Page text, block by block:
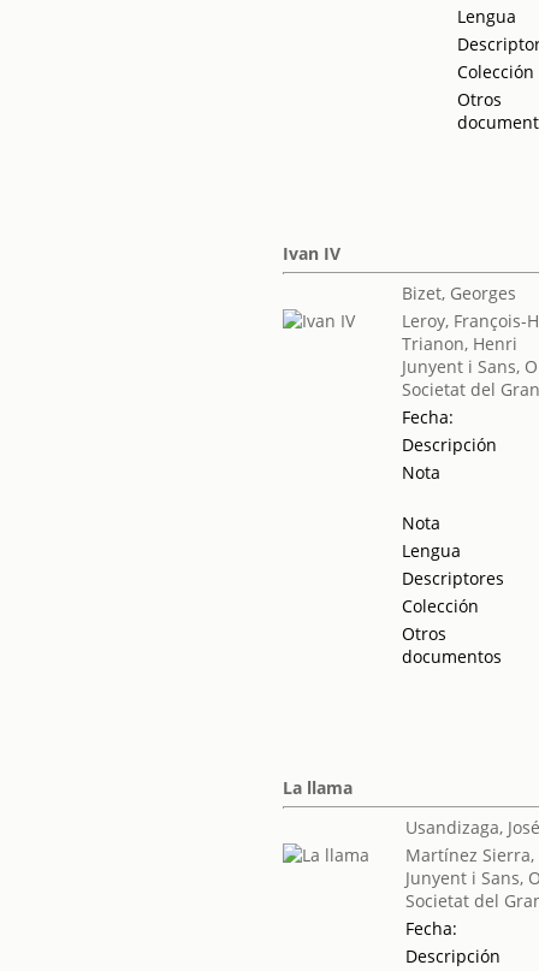
Lengua
Colección
Otros
Ivan IV
Bizet, Georges
Leroy, François-
Trianon, Henri
Junyent i Sans,
Societat del
Fecha:
Descripción
Nota
Nota
Lengua
Descriptores
Colección
Otros
documentos
La llama
Usandizaga,
Martínez
Junyent i Sans,
Societat del
Fecha:
Descripción